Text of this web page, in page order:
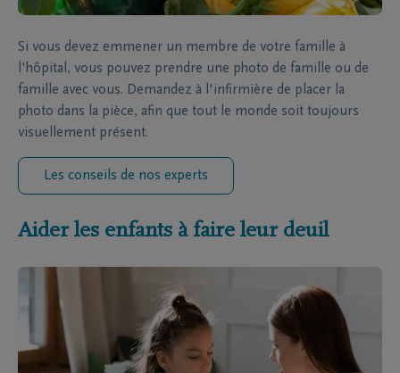
Si vous devez emmener un membre de votre famille à
l'hôpital, vous pouvez prendre une photo de famille ou de
famille avec vous. Demandez à l'infirmière de placer la
photo dans la pièce, afin que tout le monde soit toujours
visuellement présent.
Les conseils de nos experts
Aider les enfants à faire leur deuil